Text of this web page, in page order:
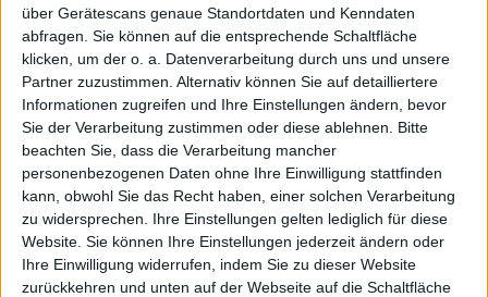
über Gerätescans genaue Standortdaten und Kenndaten
abfragen. Sie können auf die entsprechende Schaltfläche
klicken, um der o. a. Datenverarbeitung durch uns und unsere
Partner zuzustimmen. Alternativ können Sie auf detailliertere
Informationen zugreifen und Ihre Einstellungen ändern, bevor
Sie der Verarbeitung zustimmen oder diese ablehnen.
Bitte
beachten Sie, dass die Verarbeitung mancher
personenbezogenen Daten ohne Ihre Einwilligung stattfinden
kann, obwohl Sie das Recht haben, einer solchen Verarbeitung
zu widersprechen. Ihre Einstellungen gelten lediglich für diese
Website. Sie können Ihre Einstellungen jederzeit ändern oder
Ihre Einwilligung widerrufen, indem Sie zu dieser Website
zurückkehren und unten auf der Webseite auf die Schaltfläche
Zur Startseite
01.09.2008
Ruth Haberhauer